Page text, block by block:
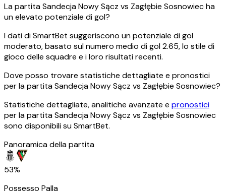
La partita Sandecja Nowy Sącz vs Zagłębie Sosnowiec ha
un elevato potenziale di gol?
I dati di SmartBet suggeriscono un potenziale di gol
moderato, basato sul numero medio di gol 2.65, lo stile di
gioco delle squadre e i loro risultati recenti.
Dove posso trovare statistiche dettagliate e pronostici
per la partita Sandecja Nowy Sącz vs Zagłębie Sosnowiec?
Statistiche dettagliate, analitiche avanzate e pronostici
per la partita Sandecja Nowy Sącz vs Zagłębie Sosnowiec
sono disponibili su SmartBet.
Panoramica della partita
53%
Possesso Palla